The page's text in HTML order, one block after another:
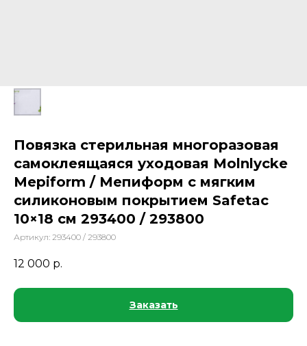
Повязка стерильная многоразовая
самоклеящаяся уходовая Molnlycke
Mepiform / Мепиформ с мягким
силиконовым покрытием Safetac
10×18 см 293400 / 293800
Артикул: 293400 / 293800
12 000 р.
Заказать